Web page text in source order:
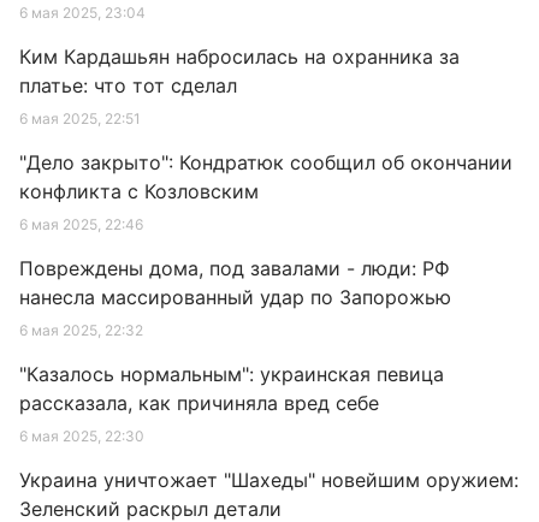
6 мая 2025, 23:04
Ким Кардашьян набросилась на охранника за
платье: что тот сделал
6 мая 2025, 22:51
"Дело закрыто": Кондратюк сообщил об окончании
конфликта с Козловским
6 мая 2025, 22:46
Повреждены дома, под завалами - люди: РФ
нанесла массированный удар по Запорожью
6 мая 2025, 22:32
"Казалось нормальным": украинская певица
рассказала, как причиняла вред себе
6 мая 2025, 22:30
Украина уничтожает "Шахеды" новейшим оружием:
Зеленский раскрыл детали